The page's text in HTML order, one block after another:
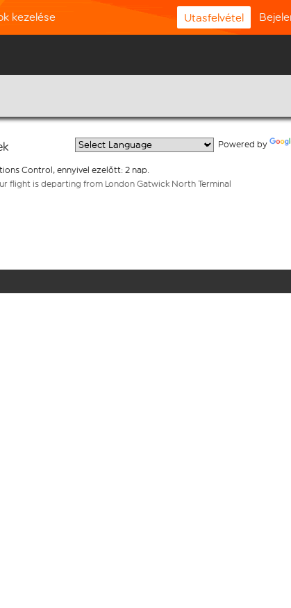
kezelése Utasfelvétel
Powered by
Control, ennyivel ezelőtt: 2 nap.
flight is departing from London Gatwick North Terminal